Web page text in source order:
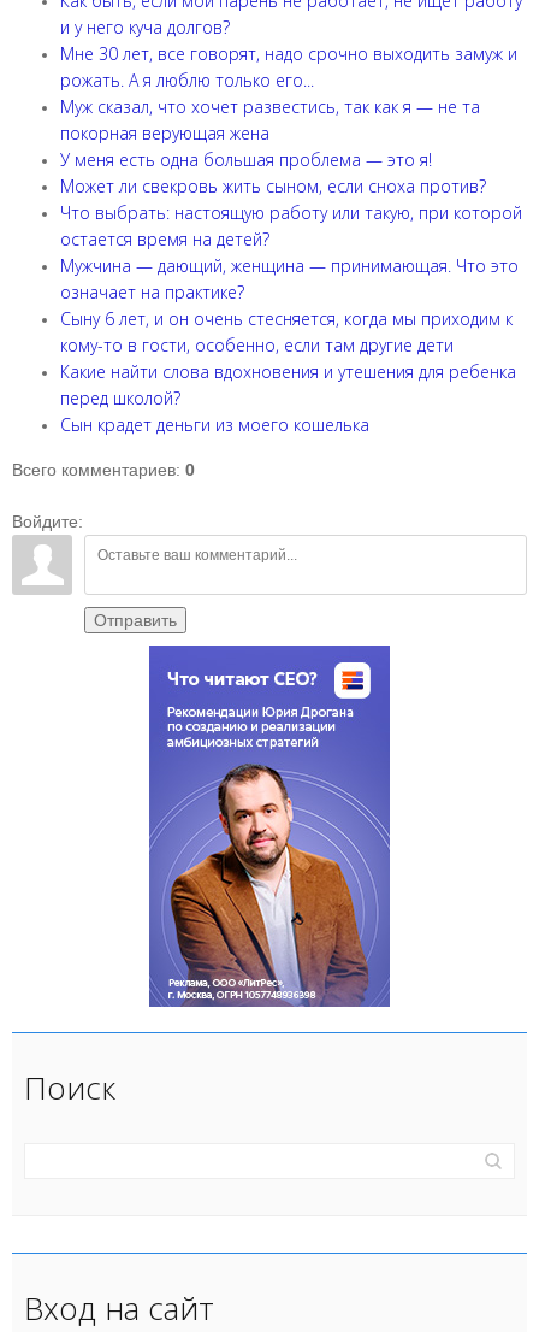
и у него куча долгов?
Мне 30 лет, все говорят, надо срочно выходить замуж и
рожать. А я люблю только его...
Муж сказал, что хочет развестись, так как я — не та
покорная верующая жена
У меня есть одна большая проблема — это я!
Может ли свекровь жить сыном, если сноха против?
Что выбрать: настоящую работу или такую, при которой
остается время на детей?
Мужчина — дающий, женщина — принимающая. Что это
означает на практике?
Сыну 6 лет, и он очень стесняется, когда мы приходим к
кому-то в гости, особенно, если там другие дети
Какие найти слова вдохновения и утешения для ребенка
перед школой?
Сын крадет деньги из моего кошелька
Всего комментариев: 0
Войдите:
Отправить
Поиск
Вход на сайт